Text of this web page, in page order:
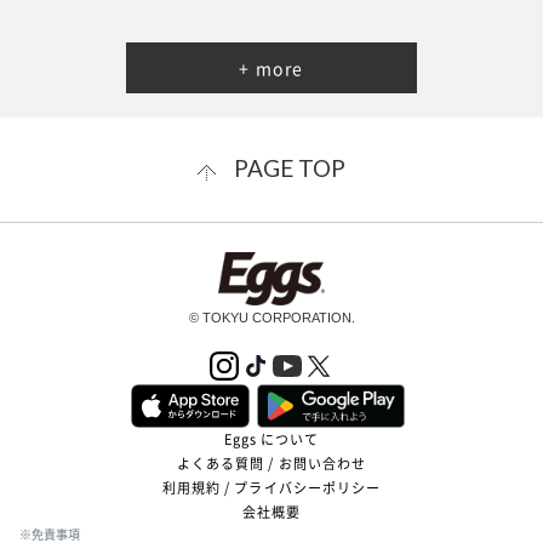
+ more
PAGE TOP
© TOKYU CORPORATION.
Eggs について
よくある質問 / お問い合わせ
利用規約 / プライバシーポリシー
会社概要
※免責事項